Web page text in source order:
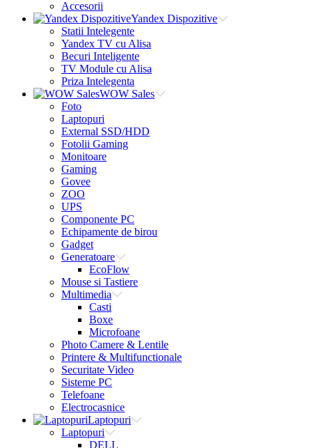
Accesorii
Yandex Dispozitive
Statii Intelegente
Yandex TV cu Alisa
Becuri Inteligente
TV Module cu Alisa
Priza Intelegenta
WOW Sales
Foto
Laptopuri
External SSD/HDD
Fotolii Gaming
Monitoare
Gaming
Govee
ZOO
UPS
Componente PC
Echipamente de birou
Gadget
Generatoare
EcoFlow
Mouse si Tastiere
Multimedia
Casti
Boxe
Microfoane
Photo Camere & Lentile
Printere & Multifunctionale
Securitate Video
Sisteme PC
Telefoane
Electrocasnice
Laptopuri
Laptopuri
DELL